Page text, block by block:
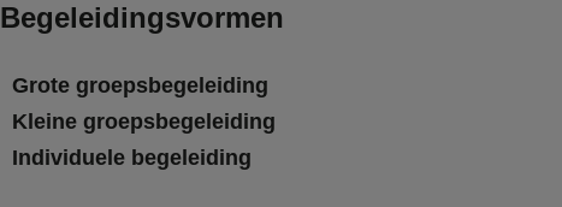
Begeleidingsvormen
Grote groepsbegeleiding
Kleine groepsbegeleiding
Individuele begeleiding